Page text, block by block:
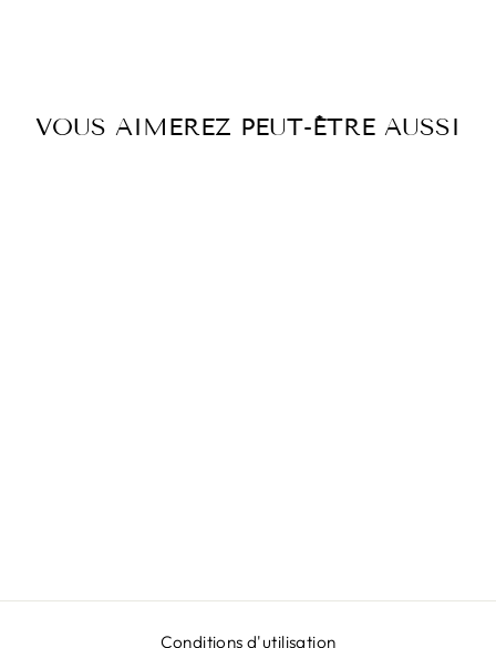
VOUS AIMEREZ PEUT-ÊTRE AUSSI
Conditions d'utilisation